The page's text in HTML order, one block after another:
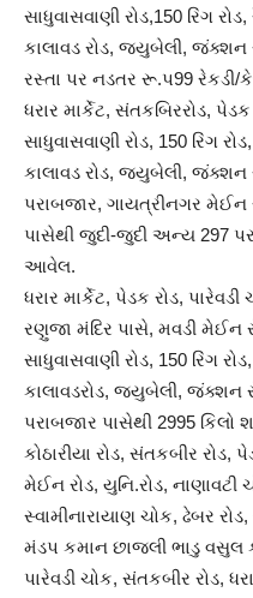
સાધુવાસવાણી રોડ,150 રિંગ રોડ,
કાલાવડ રોડ, જ્યુબેલી, જંક્શન
રસ્તા પર નડતર રૂ.પ99 રેકડી/
ધરાર માર્કેટ, સંતકબિરરોડ, પેડક
સાધુવાસવાણી રોડ, 150 રિંગ
કાલાવડ રોડ, જ્યુબેલી, જંક્શન
પરાબજાર, ગાયત્રીનગર મેઈન
પાસેથી જુદી-જુદી અન્ય 297
આવેલ.
ધરાર માર્કેટ, પેડક રોડ,
રણુજા મંદિર પાસે, મવડી મેઈન
સાધુવાસવાણી રોડ, 150 રિંગ
કાલાવડરોડ, જ્યુબેલી, જંક્શન
પરાબજાર પાસેથી 2995
કોઠારીયા રોડ, સંતકબીર રોડ,
મેઈન રોડ, યુનિ.રોડ, નાણાવટી
સ્વામીનારાયાણ ચોક, ઢેબર
મંડપ કમાન છાજલી ભાડુ વસુલ
પારેવડી ચોક, સંતકબીર રોડ,